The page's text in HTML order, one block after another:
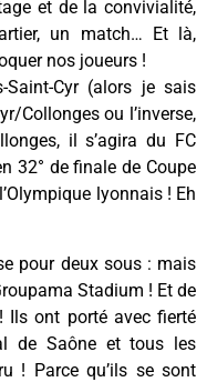
et de la convivialité,
un match… Et là,
nos joueurs !
Saint-Cyr (alors je sais
Collonges ou l’inverse,
il s’agira du FC
32° de finale de Coupe
lyonnais ! Eh
pour deux sous : mais
Stadium ! Et de
Ils ont porté avec fierté
de Saône et tous les
! Parce qu’ils se sont